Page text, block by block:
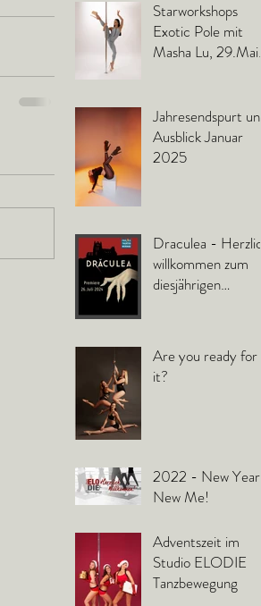
Starworkshops
Exotic Pole mit
Masha Lu, 29.Mai
Jahresendspurt und
Ausblick Januar
2025
Draculea - Herzlich
willkommen zum
diesjährigen
Schloß in Murnau.
Are you ready for
it?
2022 - New Year -
New Me!
Adventszeit im
Studio ELODIE
Tanzbewegung